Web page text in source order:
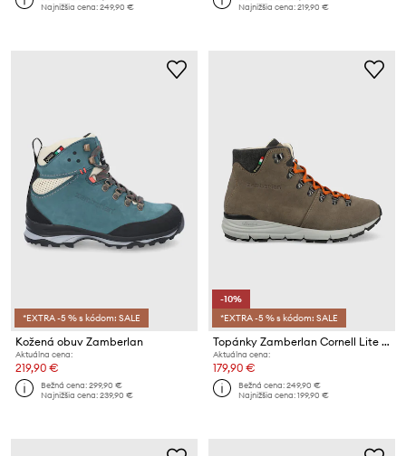
Najnižšia cena:249,90 €
Najnižšia cena:219,90 €
*EXTRA -5 % s kódom: SALE
Kožená obuv Zamberlan
Aktuálna cena:
219,90 €
Bežná cena:299,90 €
Najnižšia cena:239,90 €
-10%
*EXTRA -5 % s kódom: SALE
Topánky Zamberlan Cornell Lite GTX
Aktuálna cena:
179,90 €
Bežná cena:249,90 €
Najnižšia cena:199,90 €